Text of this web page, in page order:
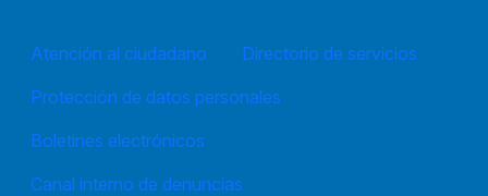
Atención al ciudadano
Directorio de servicios
Protección de datos personales
Boletines electrónicos
Canal interno de denuncias